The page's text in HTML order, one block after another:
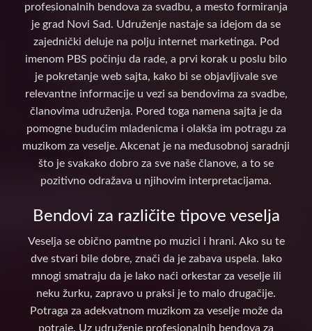
profesionalnih bendova za svadbu, a mesto formiranja
je grad Novi Sad. Udruženje nastaje sa idejom da se
zajednički deluje na polju internet marketinga. Pod
imenom PBS počinju da rade, a prvi korak u poslu bilo
je pokretanje web sajta, kako bi se objavljivale sve
relevantne informacije u vezi sa bendovima za svadbe,
članovima udruženja. Pored toga namena sajta je da
pomogne budućim mladenicma i olakša im potragu za
muzikom za veselje. Akcenat je na međusobnoj saradnji
što je svakako dobro za sve naše članove, a to se
pozitivno odražava u njihovim interpretacijama.
Bendovi za različite tipove veselja
Veselja se obično pamtne po muzici i hrani. Ako su te
dve stvari bile dobre, znači da je zabava uspela. Iako
mnogi smatraju da je lako naći orkestar za veselje ili
neku žurku, zapravo u praksi je to malo drugačije.
Potraga za adekvatnom muzikom za veselje može da
potraje. Uz udruženje profesionalnih bendova za